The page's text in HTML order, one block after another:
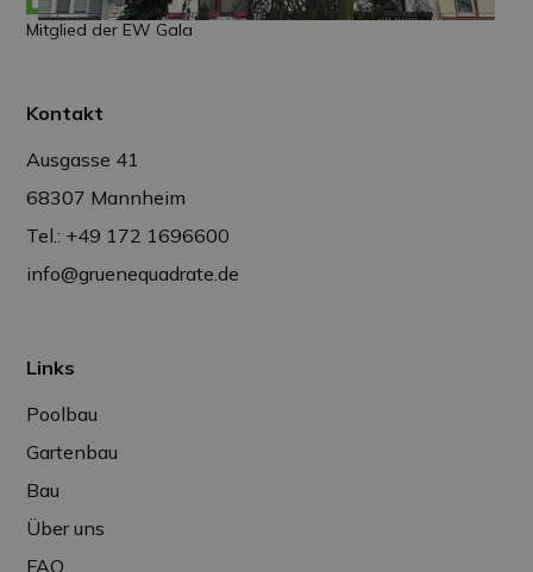
Mitglied der EW Gala
Kontakt
Ausgasse 41
68307 Mannheim
Tel.: +49 172 1696600
info@gruenequadrate.de
Links
Poolbau
Gartenbau
Bau
Über uns
FAQ